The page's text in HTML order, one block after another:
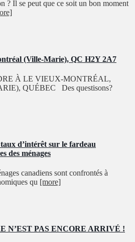
? Il se peut que ce soit un bon moment
(Ville-Marie), QC H2Y 2A7
À LE VIEUX-MONTRÉAL,
QUÉBEC Des questisons?
taux d’intérêt sur le fardeau
des ménages
canadiens sont confrontés à
qu [more]
N’EST PAS ENCORE ARRIVÉ !